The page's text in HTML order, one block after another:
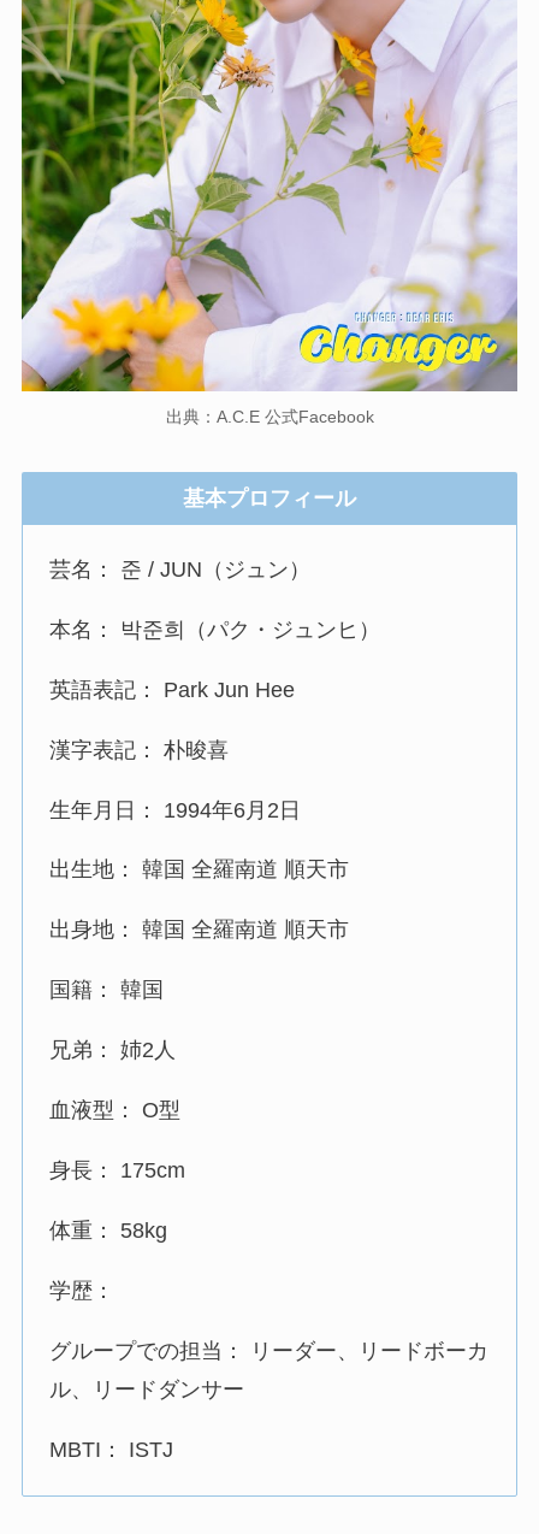
出典：A.C.E 公式Facebook
基本プロフィール
芸名： 준 / JUN（ジュン）
本名： 박준희（パク・ジュンヒ）
英語表記： Park Jun Hee
漢字表記： 朴晙喜
生年月日： 1994年6月2日
出生地： 韓国 全羅南道 順天市
出身地： 韓国 全羅南道 順天市
国籍： 韓国
兄弟： 姉2人
血液型： O型
身長： 175cm
体重： 58kg
学歴：
グループでの担当： リーダー、リードボーカ
ル、リードダンサー
MBTI： ISTJ